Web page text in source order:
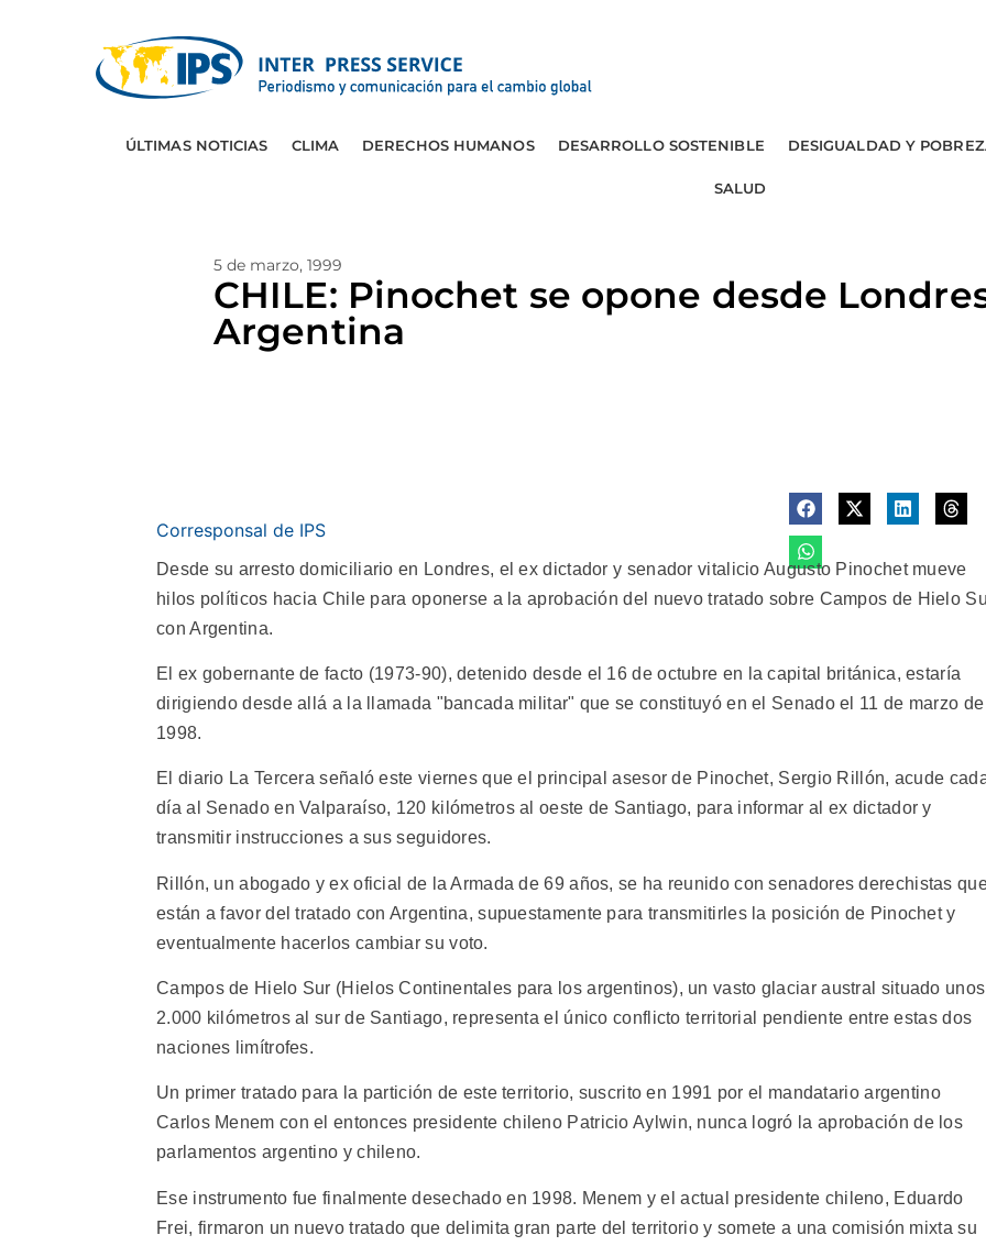
ÚLTIMAS NOTICIAS CLIMA DERECHOS HUMANOS DESARROLLO SOSTENIBLE DESIGUALDAD Y
SALUD
5 de marzo, 1999
CHILE: Pinochet se opone desde
Argentina
Corresponsal de IPS
Desde su arresto domiciliario en Londres, el ex dictador y senador vitalicio Augusto Pinochet mueve
hilos políticos hacia Chile para oponerse a la aprobación del nuevo tratado sobre Campos de Hielo
con Argentina.
El ex gobernante de facto (1973-90), detenido desde el 16 de octubre en la capital británica, estaría
dirigiendo desde allá a la llamada "bancada militar" que se constituyó en el Senado el 11 de marzo de
1998.
El diario La Tercera señaló este viernes que el principal asesor de Pinochet, Sergio Rillón, acude
día al Senado en Valparaíso, 120 kilómetros al oeste de Santiago, para informar al ex dictador y
transmitir instrucciones a sus seguidores.
Rillón, un abogado y ex oficial de la Armada de 69 años, se ha reunido con senadores derechistas
están a favor del tratado con Argentina, supuestamente para transmitirles la posición de Pinochet y
eventualmente hacerlos cambiar su voto.
Campos de Hielo Sur (Hielos Continentales para los argentinos), un vasto glaciar austral situado unos
2.000 kilómetros al sur de Santiago, representa el único conflicto territorial pendiente entre estas dos
naciones limítrofes.
Un primer tratado para la partición de este territorio, suscrito en 1991 por el mandatario argentino
Carlos Menem con el entonces presidente chileno Patricio Aylwin, nunca logró la aprobación de los
parlamentos argentino y chileno.
Ese instrumento fue finalmente desechado en 1998. Menem y el actual presidente chileno, Eduardo
Frei, firmaron un nuevo tratado que delimita gran parte del territorio y somete a una comisión mixta su